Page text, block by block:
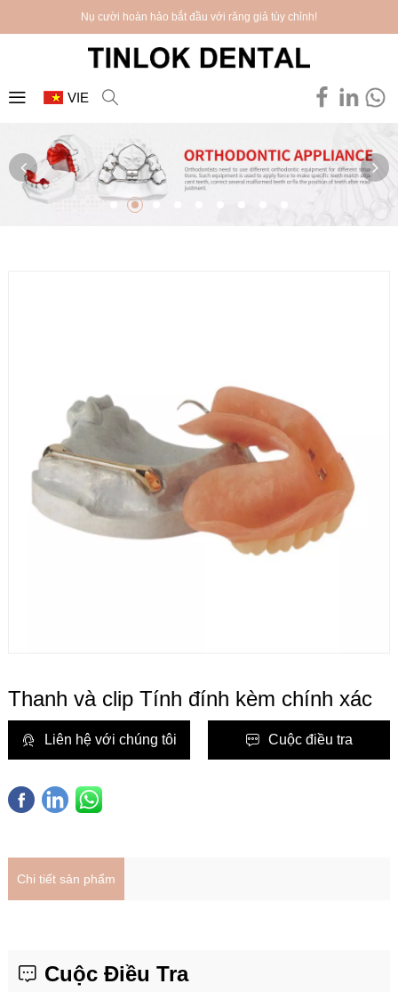
Nụ cười hoàn hảo bắt đầu với răng giả tùy chỉnh!
VIE
Thanh và clip Tính đính kèm chính xác
Liên hệ với chúng tôi Cuộc điều tra
Chi tiết sản phẩm
Cuộc Điều Tra